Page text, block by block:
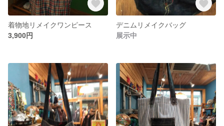
着物地リメイクワンピース
3,900円
デニムリメイクバッグ
展示中